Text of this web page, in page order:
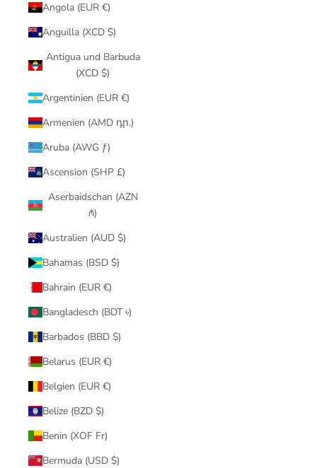
Angola (EUR €)
Anguilla (XCD $)
Antigua und Barbuda
(XCD $)
Argentinien (EUR €)
Armenien (AMD դր.)
Aruba (AWG ƒ)
Ascension (SHP £)
Aserbaidschan (AZN
₼)
Australien (AUD $)
Bahamas (BSD $)
Bahrain (EUR €)
Bangladesch (BDT ৳)
Barbados (BBD $)
Belarus (EUR €)
Belgien (EUR €)
Belize (BZD $)
Benin (XOF Fr)
Bermuda (USD $)